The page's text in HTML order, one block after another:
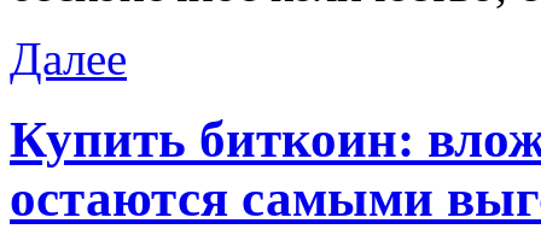
Далее
Купить биткоин:
остаются самыми